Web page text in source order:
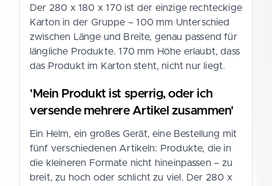
Der 280 x 180 x 170 ist der einzige rechteckige
Karton in der Gruppe – 100 mm Unterschied
zwischen Länge und Breite, genau passend für
längliche Produkte. 170 mm Höhe erlaubt, dass
das Produkt im Karton steht, nicht nur liegt.
'Mein Produkt ist sperrig, oder ich
versende mehrere Artikel zusammen'
Ein Helm, ein großes Gerät, eine Bestellung mit
fünf verschiedenen Artikeln: Produkte, die in
die kleineren Formate nicht hineinpassen – zu
breit, zu hoch oder schlicht zu viel. Der 280 x